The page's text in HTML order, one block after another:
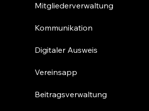
Mitgliederverwaltung
Kommunikation
Digitaler Ausweis
Vereinsapp
Beitragsverwaltung